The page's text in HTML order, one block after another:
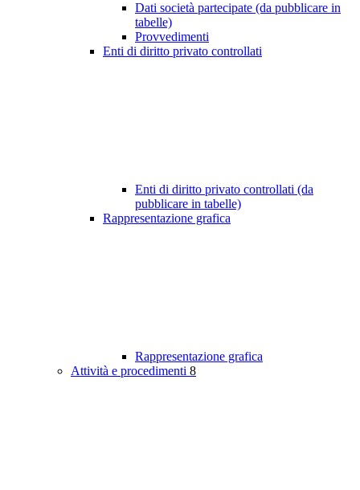
Dati società partecipate (da pubblicare in
tabelle)
Provvedimenti
Enti di diritto privato controllati
Enti di diritto privato controllati (da
pubblicare in tabelle)
Rappresentazione grafica
Rappresentazione grafica
Attività e procedimenti 8